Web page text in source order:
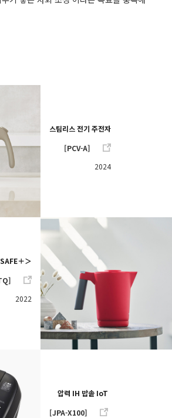
스팀리스 전기 주전자
[PCV-A]
2024
＋＞
2022
압력 IH 밥솥 IoT
[JPA-X100]